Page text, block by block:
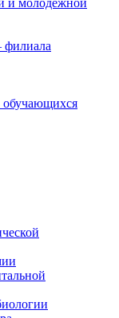
и молодежной